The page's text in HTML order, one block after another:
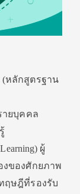
หลักสูตรฐาน
ายบุคคล
ผู้
งของศักยภาพ
ฤษฎีที่รองรับ